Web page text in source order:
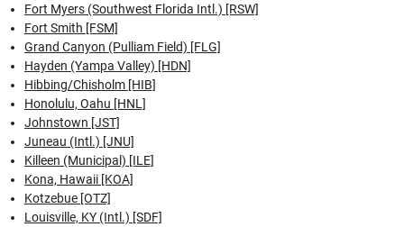
Fort Myers (Southwest Florida Intl.) [RSW]
Fort Smith [FSM]
Grand Canyon (Pulliam Field) [FLG]
Hayden (Yampa Valley) [HDN]
Hibbing/Chisholm [HIB]
Honolulu, Oahu [HNL]
Johnstown [JST]
Juneau (Intl.) [JNU]
Killeen (Municipal) [ILE]
Kona, Hawaii [KOA]
Kotzebue [OTZ]
Louisville, KY (Intl.) [SDF]